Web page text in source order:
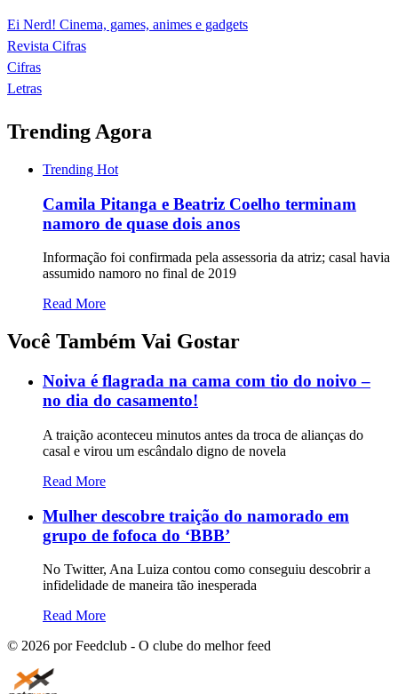
Ei Nerd! Cinema, games, animes e gadgets
Revista Cifras
Cifras
Letras
Trending Agora
Trending Hot
Camila Pitanga e Beatriz Coelho terminam
namoro de quase dois anos
Informação foi confirmada pela assessoria da atriz; casal havia
assumido namoro no final de 2019
Read More
Você Também Vai Gostar
Noiva é flagrada na cama com tio do noivo –
no dia do casamento!
A traição aconteceu minutos antes da troca de alianças do
casal e virou um escândalo digno de novela
Read More
Mulher descobre traição do namorado em
grupo de fofoca do ‘BBB’
No Twitter, Ana Luiza contou como conseguiu descobrir a
infidelidade de maneira tão inesperada
Read More
© 2026 por Feedclub - O clube do melhor feed